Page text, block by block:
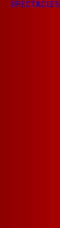
SPECTACLES